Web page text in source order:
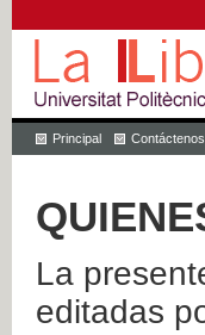
Principal Contáctenos
La
editadas